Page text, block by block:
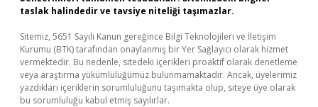
taslak halindedir ve tavsiye niteliği taşımazlar.
Sitemiz, 5651 Sayılı Kanun gereğince Bilgi Teknolojileri ve İletişim
Kurumu (BTK) tarafından onaylanmış bir Yer Sağlayıcı olarak hizmet
vermektedir. Bu nedenle, sitedeki içerikleri proaktif olarak denetleme
veya araştırma yükümlülüğümüz bulunmamaktadır. Ancak, üyelerimiz
yazdıkları içeriklerin sorumluluğunu taşımakta olup, siteye üye olarak
bu sorumluluğu kabul etmiş sayılırlar.